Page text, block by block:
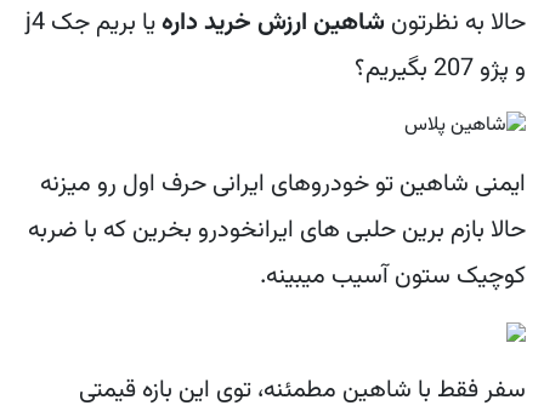
حالا به نظرتونشاهین ارزش خرید داره
یا بریم جک j4
و پژو 207 بگیریم؟
ایمنی شاهین تو خودروهای ایرانی حرف اول رو میزنه
حالا بازم برین حلبی های ایرانخودرو بخرین که با ضربه
کوچیک ستون آسیب میبینه.
سفر فقط با شاهین مطمئنه، توی این بازه قیمتی